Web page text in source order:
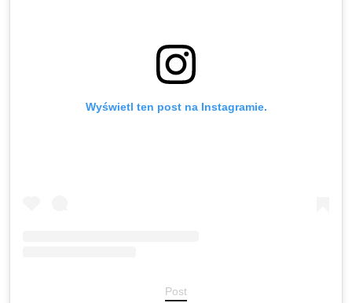
Wyświetl ten post na Instagramie.
Post